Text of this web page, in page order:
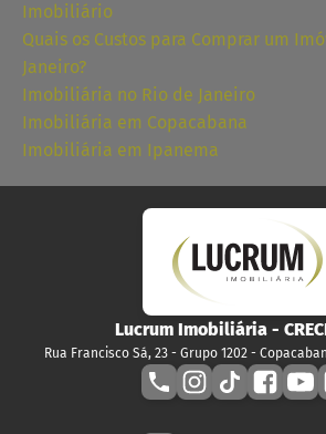
Imobiliário
Quais os Custos para Comprar um
Janeiro?
Imobiliária no Rio de Janeiro
Imobiliária em Copacabana
Imobiliária em Ipanema
Lucrum Imobiliária -
Rua Francisco Sá, 23 - Grupo 1202 -